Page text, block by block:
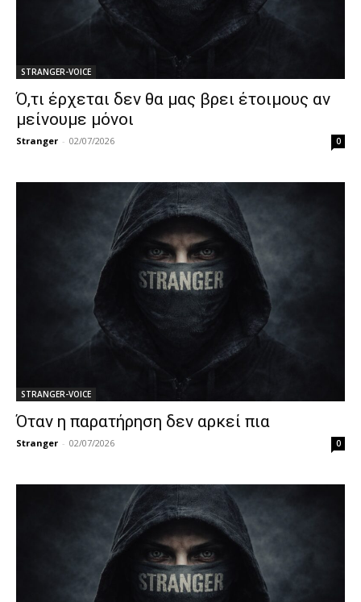
STRANGER-VOICE
Ό,τι έρχεται δεν θα μας βρει έτοιμους αν
μείνουμε μόνοι
Stranger - 02/07/2026 0
STRANGER-VOICE
Όταν η παρατήρηση δεν αρκεί πια
Stranger - 02/07/2026 0